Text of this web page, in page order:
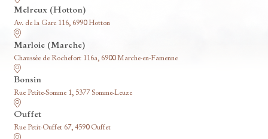
Melreux (Hotton)
Av. de la Gare 116, 6990 Hotton
Marloie (Marche)
Chaussée de Rochefort 116a, 6900 Marche-en-Famenne
Bonsin
Rue Petite-Somme 1, 5377 Somme-Leuze
Ouffet
Rue Petit-Ouffet 67, 4590 Ouffet